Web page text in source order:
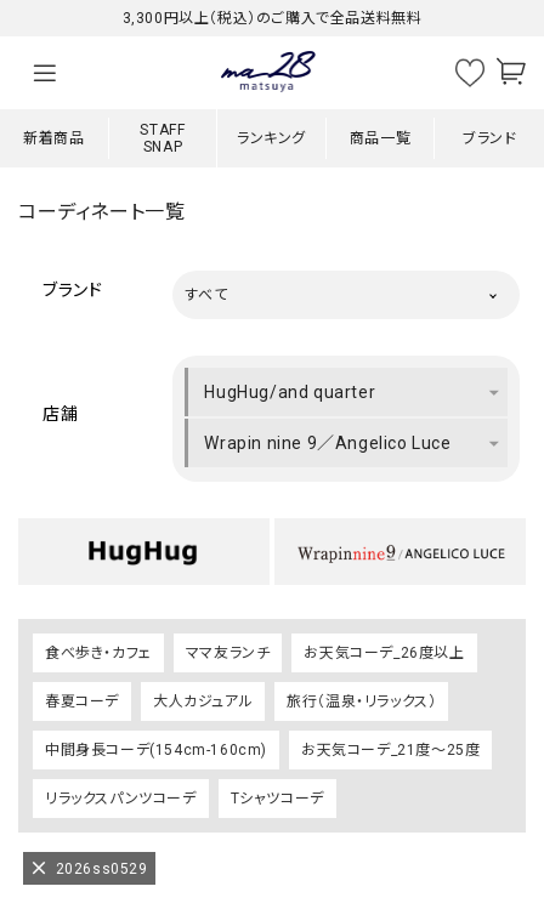
3,300円以上（税込）のご購入で全品送料無料
新着商品
STAFF
SNAP
ランキング 商品一覧 ブランド
コーディネート一覧
ブランド すべて
店舗
HugHug/and quarter
Wrapin nine 9／Angelico Luce
食べ歩き・カフェ ママ友ランチ お天気コーデ_26度以上
春夏コーデ 大人カジュアル 旅行（温泉・リラックス）
中間身長コーデ(154cm-160cm) お天気コーデ_21度～25度
リラックスパンツコーデ Tシャツコーデ
2026ss0529